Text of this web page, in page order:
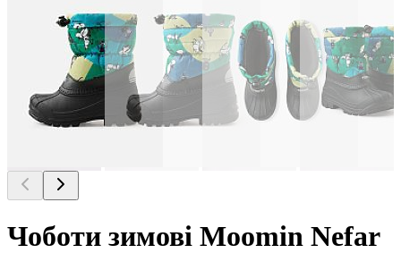
Чоботи зимові Moomin Nefar